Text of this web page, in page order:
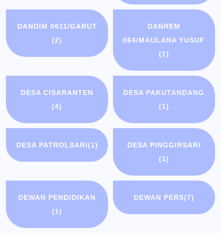
DANDIM 0611/GARUT
(2)
DANREM
064/MAULANA YUSUF
(1)
DESA CISARANTEN
(4)
DESA PAKUTANDANG
(1)
DESA PATROLSARI(1)
DESA PINGGIRSARI
(1)
DEWAN PENDIDIKAN
(1)
DEWAN PERS(7)